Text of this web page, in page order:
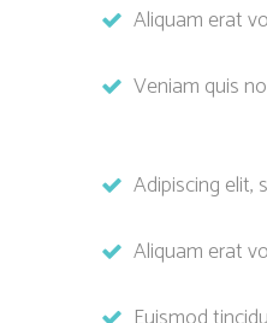
Aliquam erat
Veniam quis
Adipiscing elit,
Aliquam erat